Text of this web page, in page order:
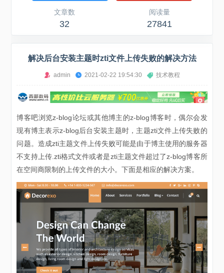
文章数
32
阅读量
27841
解决后台安装主题时zti文件上传失败的解决方法
admin 2021-02-22 19:54:30 技术教程
博客吧浏览z-blog论坛或其他博主的z-blog博客时，偶尔会发
现有博主表示z-blog后台安装主题时，主题zti文件上传失败的
问题。造成zti主题文件上传失败可能是由于博主使用的服务器
不支持上传.zti格式文件或者是zti主题文件超过了z-blog博客所
在空间商限制的上传文件的大小。下面是相应的解决方案。